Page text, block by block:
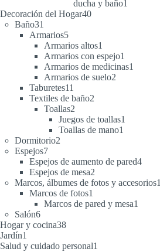
ducha y baño1
Decoración del Hogar4040
Baño31
productos
Armarios55
productos
Armarios altos1
producto
Armarios con espejo1
producto
Armarios de medicinas1
Armarios de suelo2
Taburetes11
productos
Textiles de baño2
Toallas2
productos
Juegos de toallas1
Toallas de mano1
Dormitorio2
Espejos77
productos
Espejos de aumento de pared44
Espejos de mesa2
productos
Marcos, álbumes de fotos y accesorios1
Marcos de fotos1
producto
Marcos de pared y mesa1
Salón66
productos
Hogar y cocina3838
Jardín1
producto
Salud y cuidado personal1